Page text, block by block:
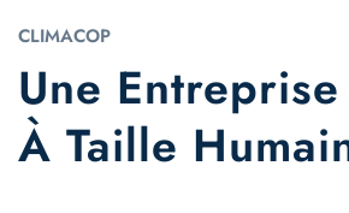
CLIMACOP
Une
À Taille